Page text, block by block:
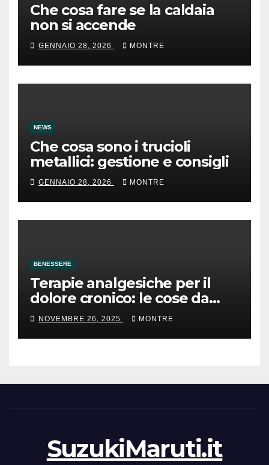
Che cosa fare se la caldaia
non si accende
GENNAIO 28, 2026 MONTRE
NEWS
Che cosa sono i trucioli
metallici: gestione e consigli
GENNAIO 28, 2026 MONTRE
BENESSERE
Terapie analgesiche per il
dolore cronico: le cose da
sapere
NOVEMBRE 26, 2025 MONTRE
SuzukiMaruti.it